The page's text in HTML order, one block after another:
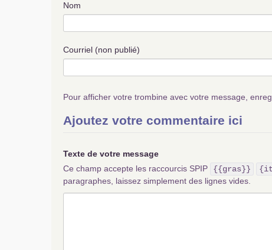
Nom
Courriel (non publié)
Pour afficher votre trombine avec votre message,
Ajoutez votre commentaire ici
Texte de votre message
Ce champ accepte les raccourcis SPIP
{{gras}}
paragraphes, laissez simplement des lignes vides.